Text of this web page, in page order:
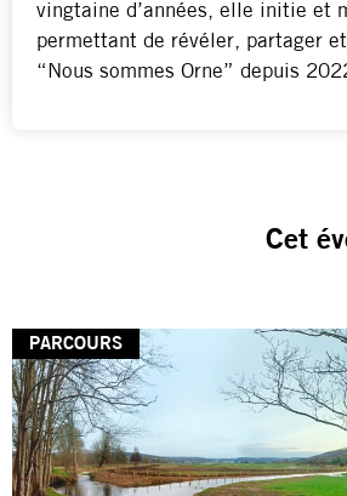
vingtaine d’années, elle initie et
permettant de révéler, partager
“Nous sommes Orne” depuis
Cet
PARCOURS